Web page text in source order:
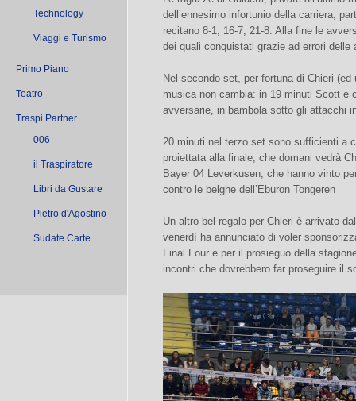
Technology
Viaggi e Turismo
Primo Piano
Teatro
Traspi Partner
006
il Traspiratore
Libri da Gustare
Pietro d'Agostino
Sudate Carte
dell’ennesimo infortunio della carriera,
recitano 8-1, 16-7, 21-8. Alla fine le
dei quali conquistati grazie ad errori delle
Nel secondo set, per fortuna di Chieri
musica non cambia: in 19 minuti Scott e
avversarie, in bambola sotto gli attacchi
20 minuti nel terzo set sono sufficienti a
proiettata alla finale, che domani vedrà
Bayer 04 Leverkusen, che hanno vinto
contro le belghe dell’Eburon Tongeren
Un altro bel regalo per Chieri è arrivato
venerdì ha annunciato di voler
Final Four e per il prosieguo della
incontri che dovrebbero far proseguire il